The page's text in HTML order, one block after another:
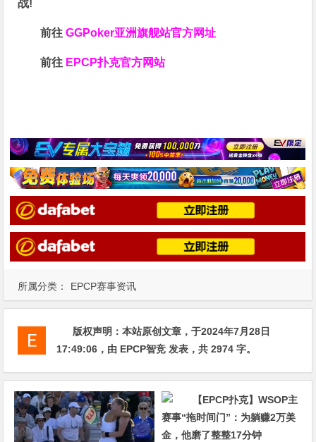
所属分类： EPCP赛事资讯
战!
前往GGPoker亚洲旗舰站官方网址
前往 EPCP扑克官方网站
版权声明：本站原创文章，于2024年7月28日
17:49:06 ，由 EPCP智竞 发表，共 2974 字。